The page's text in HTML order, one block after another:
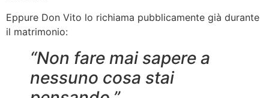
Eppure Don Vito lo richiama pubblicamente già durante
il matrimonio:
“Non fare mai sapere a
nessuno cosa stai